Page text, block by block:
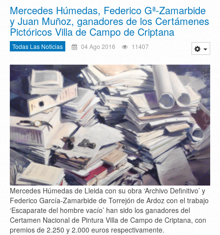
Mercedes Húmedas, Federico Gª-Zamarbide
y Juan Muñoz, ganadores de los Certámenes
Pictóricos Villa de Campo de Criptana
Todas Las Noticias 04 Ago 2016 11407
Mercedes Húmedas de Lleida con su obra ‘Archivo Definitivo’ y
Federico García-Zamarbide de Torrejón de Ardoz con el trabajo
‘Escaparate del hombre vacío’ han sido los ganadores del
Certamen Nacional de Pintura Villa de Campo de Criptana, con
premios de 2.250 y 2.000 euros respectivamente.